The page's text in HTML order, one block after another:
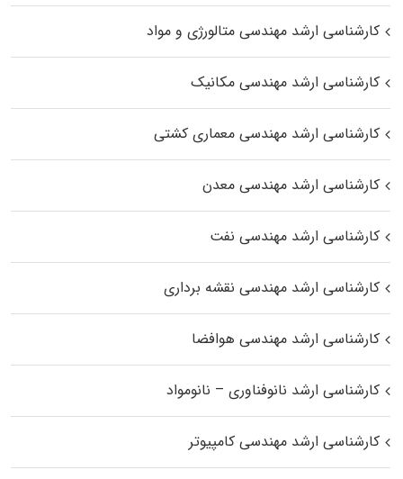
کارشناسی ارشد مهندسی متالورژی و مواد
کارشناسی ارشد مهندسی مکانیک
کارشناسی ارشد مهندسی معماری کشتی
کارشناسی ارشد مهندسی معدن
کارشناسی ارشد مهندسی نفت
کارشناسی ارشد مهندسی نقشه برداری
کارشناسی ارشد مهندسی هوافضا
کارشناسی ارشد نانوفناوری – نانومواد
کارشناسی ارشد مهندسی کامپیوتر